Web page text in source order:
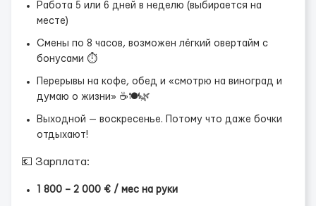
Работа 5 или 6 дней в неделю (выбирается на
месте)
Смены по 8 часов, возможен лёгкий овертайм с
бонусами ⏱️
Перерывы на кофе, обед и «смотрю на виноград и
думаю о жизни» ☕🍽️🌿
Выходной — воскресенье. Потому что даже бочки
отдыхают!
💶 Зарплата:
1 800 – 2 000 € / мес на руки